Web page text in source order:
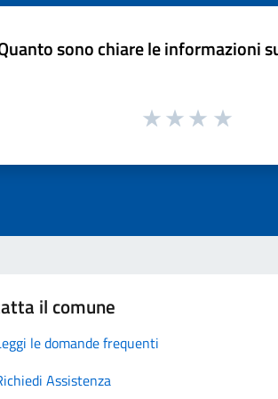
sono chiare le informazioni
il comune
le domande frequenti
Assistenza